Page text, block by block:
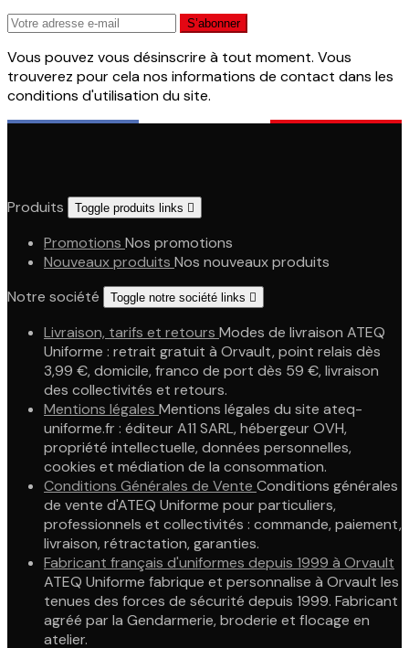
Vous pouvez vous désinscrire à tout moment. Vous
trouverez pour cela nos informations de contact dans les
conditions d'utilisation du site.
Produits Toggle produits links 
Promotions Nos promotions
Nouveaux produits Nos nouveaux produits
Notre société
Toggle notre société links 
Livraison, tarifs et retours Modes de livraison ATEQ
Uniforme : retrait gratuit à Orvault, point relais dès
3,99 €, domicile, franco de port dès 59 €, livraison
des collectivités et retours.
Mentions légales Mentions légales du site ateq-
uniforme.fr : éditeur A11 SARL, hébergeur OVH,
propriété intellectuelle, données personnelles,
cookies et médiation de la consommation.
Conditions Générales de Vente Conditions générales
de vente d'ATEQ Uniforme pour particuliers,
professionnels et collectivités : commande, paiement,
livraison, rétractation, garanties.
Fabricant français d'uniformes depuis 1999 à Orvault
ATEQ Uniforme fabrique et personnalise à Orvault les
tenues des forces de sécurité depuis 1999. Fabricant
agréé par la Gendarmerie, broderie et flocage en
atelier.